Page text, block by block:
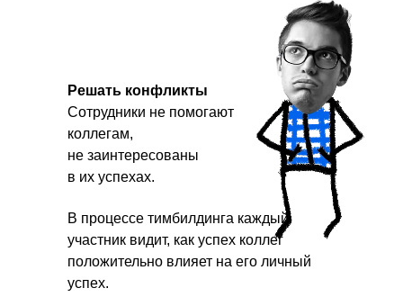
Решать конфликты
Сотрудники не помогают
коллегам,
не заинтересованы
в их успехах.
В процессе тимбилдинга каждый
участник видит, как успех коллег
положительно влияет на его личный
успех.
Посмотрите видео с проектов,
атмосферу на наших тимбилдингах и
увидеть, что говорят клиенты и
участники
Контакты